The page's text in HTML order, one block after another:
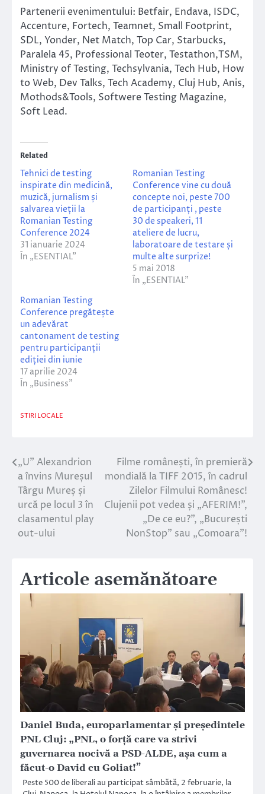
Partenerii evenimentului: Betfair, Endava, ISDC,
Accenture, Fortech, Teamnet, Small Footprint,
SDL, Yonder, Net Match, Top Car, Starbucks,
Paralela 45, Professional Teoter, Testathon,TSM,
Ministry of Testing, Techsylvania, Tech Hub, How
to Web, Dev Talks, Tech Academy, Cluj Hub, Anis,
Mothods&Tools, Softwere Testing Magazine,
Soft Lead.
Related
Tehnici de testing
inspirate din medicină,
muzică, jurnalism și
salvarea vieții la
Romanian Testing
Conference 2024
31 ianuarie 2024
În „ESENTIAL”
Romanian Testing
Conference vine cu două
concepte noi, peste 700
de participanți , peste
30 de speakeri, 11
ateliere de lucru,
laboratoare de testare și
multe alte surprize!
5 mai 2018
În „ESENTIAL”
Romanian Testing
Conference pregătește
un adevărat
cantonament de testing
pentru participanții
ediției din iunie
17 aprilie 2024
În „Business”
STIRI LOCALE
Navigare
în
articole
„U” Alexandrion
a învins Mureșul
Târgu Mureș și
urcă pe locul 3 în
clasamentul play
out-ului
Filme românești, în premieră
mondială la TIFF 2015, în cadrul
Zilelor Filmului Românesc!
Clujenii pot vedea și „AFERIM!”,
„De ce eu?”, „București
NonStop” sau „Comoara”!
Articole asemănătoare
Daniel Buda, europarlamentar și președintele
PNL Cluj: „PNL, o forță care va strivi
guvernarea nocivă a PSD-ALDE, așa cum a
făcut-o David cu Goliat!”
Peste 500 de liberali au participat sâmbătă, 2 februarie, la